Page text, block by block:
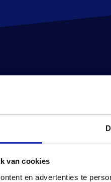
van cookies
en advertenties te